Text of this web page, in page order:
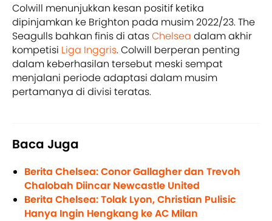
Colwill menunjukkan kesan positif ketika
dipinjamkan ke Brighton pada musim 2022/23. The
Seagulls bahkan finis di atasChelsea dalam akhir
kompetisi Liga Inggris. Colwill berperan penting
dalam keberhasilan tersebut meski sempat
menjalani periode adaptasi dalam musim
pertamanya di divisi teratas.
Baca Juga
Berita Chelsea: Conor Gallagher dan Trevoh
Chalobah Diincar Newcastle United
Berita Chelsea: Tolak Lyon, Christian Pulisic
Hanya Ingin Hengkang ke AC Milan